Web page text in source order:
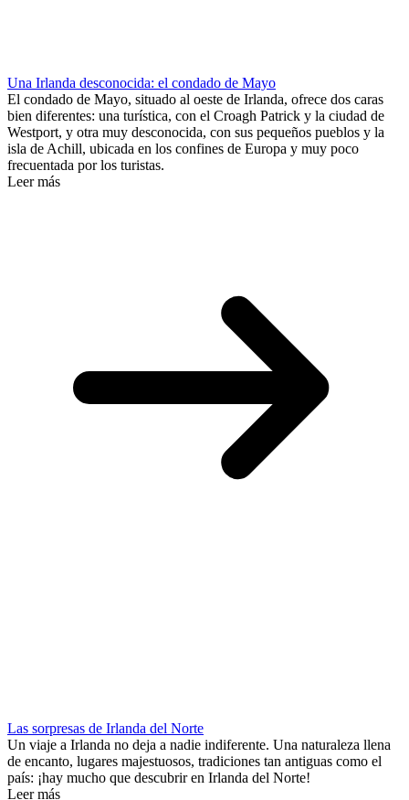
Una Irlanda desconocida: el condado de Mayo
El condado de Mayo, situado al oeste de Irlanda, ofrece dos caras
bien diferentes: una turística, con el Croagh Patrick y la ciudad de
Westport, y otra muy desconocida, con sus pequeños pueblos y la
isla de Achill, ubicada en los confines de Europa y muy poco
frecuentada por los turistas.
Leer más
Las sorpresas de Irlanda del Norte
Un viaje a Irlanda no deja a nadie indiferente. Una naturaleza llena
de encanto, lugares majestuosos, tradiciones tan antiguas como el
país: ¡hay mucho que descubrir en Irlanda del Norte!
Leer más